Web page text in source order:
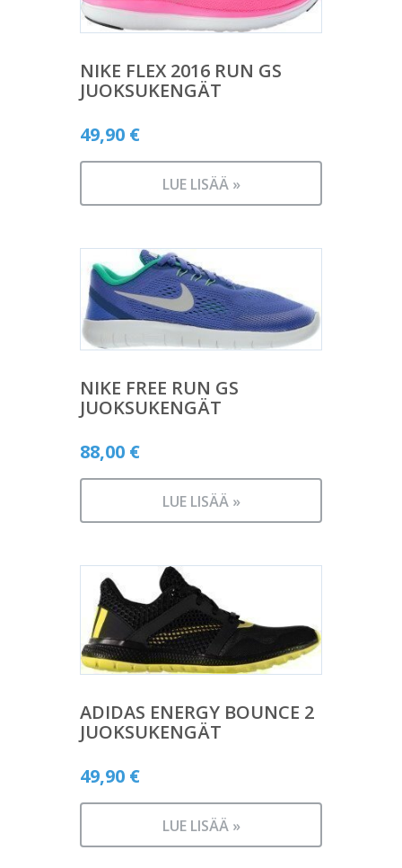
NIKE FLEX 2016 RUN GS
JUOKSUKENGÄT
49,90 €
LUE LISÄÄ »
NIKE FREE RUN GS
JUOKSUKENGÄT
88,00 €
LUE LISÄÄ »
ADIDAS ENERGY BOUNCE 2
JUOKSUKENGÄT
49,90 €
LUE LISÄÄ »